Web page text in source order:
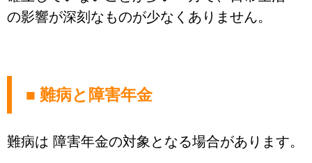
の影響が深刻なものが少なくありません。
■ 難病と障害年金
難病は 障害年金の対象となる場合があります。